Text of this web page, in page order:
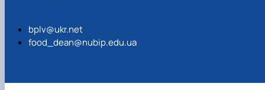
bplv@ukr.net
food_dean@nubip.edu.ua